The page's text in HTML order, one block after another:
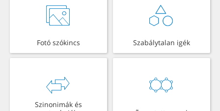
Fotó szókincs Szabálytalan igék
Szinonimák és